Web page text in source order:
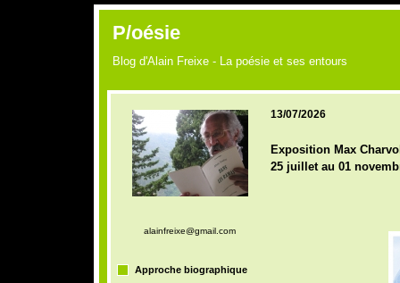
P/oésie
Blog d'Alain Freixe - La poésie et ses entours
alainfreixe@gmail.com
Approche biographique
13/07/2026
Exposition Max
25 juillet au 01